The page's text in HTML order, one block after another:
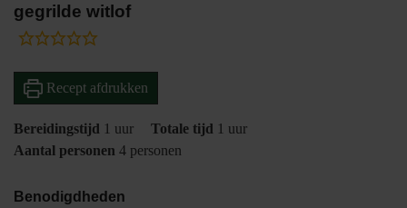
gegrilde witlof
Recept afdrukken
Bereidingstijd 1 uur
uur Totale tijd 1 uur
uur
Aantal personen 4 personen
Benodigdheden